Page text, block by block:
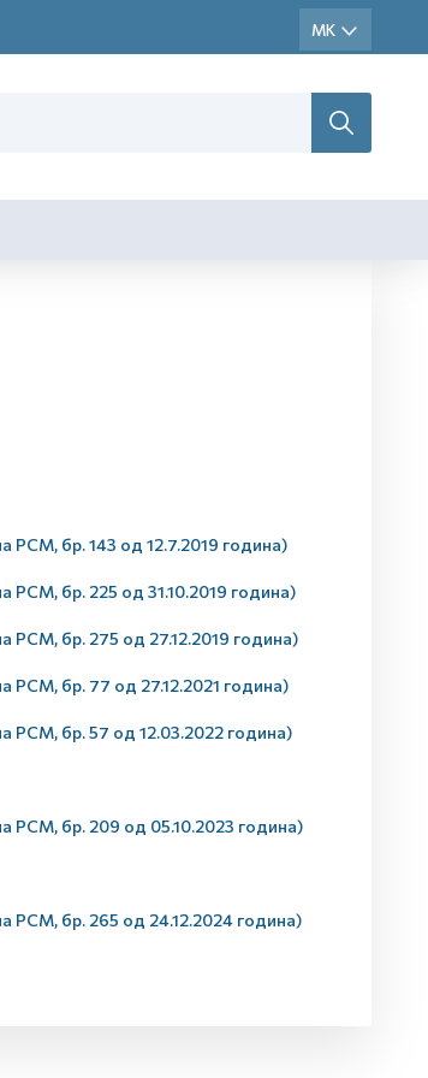
РСМ, бр. 143 од 12.7.2019 година)
РСМ, бр. 225 од 31.10.2019 година)
РСМ, бр. 275 од 27.12.2019 година)
РСМ, бр. 77 од 27.12.2021 година)
РСМ, бр. 57 од 12.03.2022 година)
РСМ, бр. 209 од 05.10.2023 година)
РСМ, бр. 265 од 24.12.2024 година)